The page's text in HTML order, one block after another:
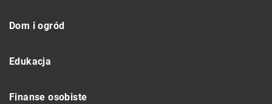
Dom i ogród
Edukacja
Finanse osobiste